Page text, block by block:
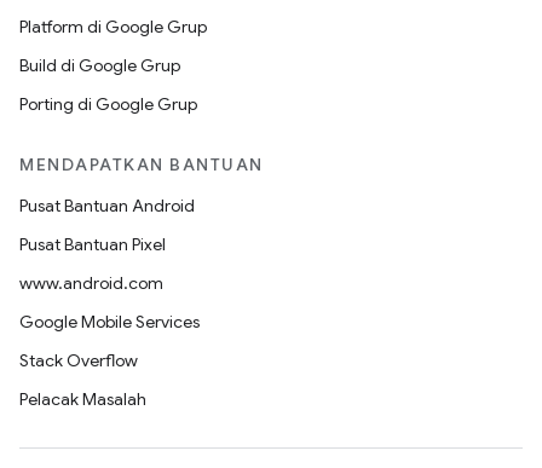
Platform di Google Grup
Build di Google Grup
Porting di Google Grup
MENDAPATKAN BANTUAN
Pusat Bantuan Android
Pusat Bantuan Pixel
www.android.com
Google Mobile Services
Stack Overflow
Pelacak Masalah